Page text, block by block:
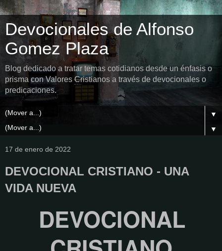
Devocionales de Alfonso
Gomez Plaza
Blog dedicado a tratar temas cotidianos desde un énfasis o
prisma con Valores Cristianos a través de devocionales o
predicaciones.
▼
▼
17 de enero de 2022
DEVOCIONAL CRISTIANO - UNA
VIDA NUEVA
DEVOCIONAL